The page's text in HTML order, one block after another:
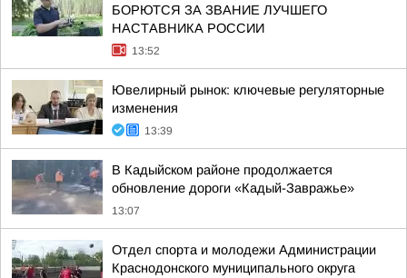
БОРЮТСЯ ЗА ЗВАНИЕ ЛУЧШЕГО
НАСТАВНИКА РОССИИ
13:52
Ювелирный рынок: ключевые регуляторные
изменения
13:39
В Кадыйском районе продолжается
обновление дороги «Кадый-Завражье»
13:07
Отдел спорта и молодежи Администрации
Краснодонского муниципального округа